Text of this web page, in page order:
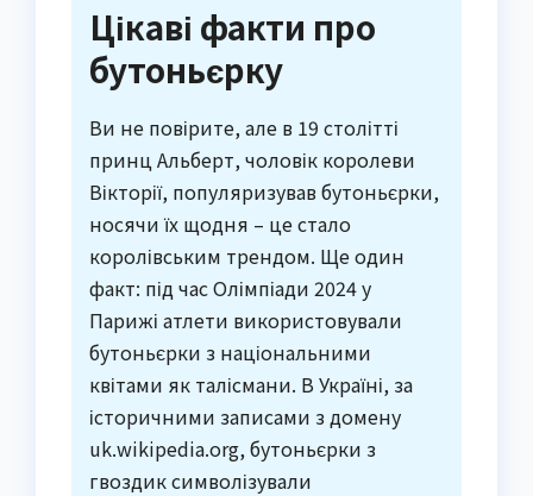
Цікаві факти про
бутоньєрку
Ви не повірите, але в 19 столітті
принц Альберт, чоловік королеви
Вікторії, популяризував бутоньєрки,
носячи їх щодня – це стало
королівським трендом. Ще один
факт: під час Олімпіади 2024 у
Парижі атлети використовували
бутоньєрки з національними
квітами як талісмани. В Україні, за
історичними записами з домену
uk.wikipedia.org, бутоньєрки з
гвоздик символізували